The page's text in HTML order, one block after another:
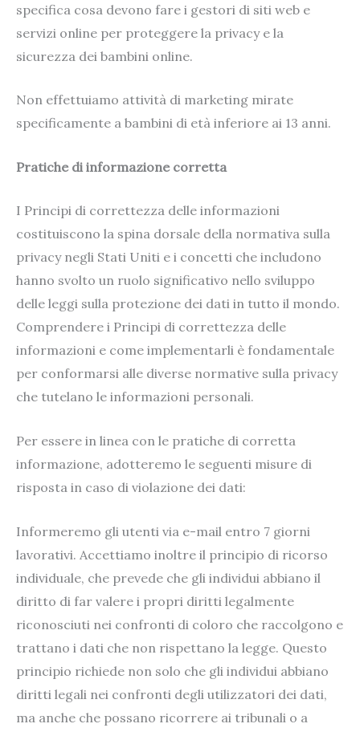
specifica cosa devono fare i gestori di siti web e
servizi online per proteggere la privacy e la
sicurezza dei bambini online.
Non effettuiamo attività di marketing mirate
specificamente a bambini di età inferiore ai 13 anni.
Pratiche di informazione corretta
I Principi di correttezza delle informazioni
costituiscono la spina dorsale della normativa sulla
privacy negli Stati Uniti e i concetti che includono
hanno svolto un ruolo significativo nello sviluppo
delle leggi sulla protezione dei dati in tutto il mondo.
Comprendere i Principi di correttezza delle
informazioni e come implementarli è fondamentale
per conformarsi alle diverse normative sulla privacy
che tutelano le informazioni personali.
Per essere in linea con le pratiche di corretta
informazione, adotteremo le seguenti misure di
risposta in caso di violazione dei dati:
Informeremo gli utenti via e-mail entro 7 giorni
lavorativi. Accettiamo inoltre il principio di ricorso
individuale, che prevede che gli individui abbiano il
diritto di far valere i propri diritti legalmente
riconosciuti nei confronti di coloro che raccolgono e
trattano i dati che non rispettano la legge. Questo
principio richiede non solo che gli individui abbiano
diritti legali nei confronti degli utilizzatori dei dati,
ma anche che possano ricorrere ai tribunali o a